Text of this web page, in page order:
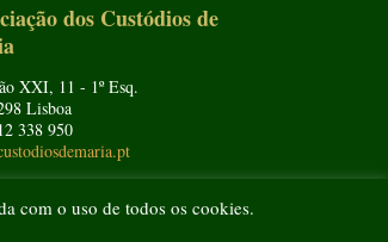
dos Custódios de
XXI, 11 - 1º Esq.
Lisboa
338 950
com o uso de todos os cookies.